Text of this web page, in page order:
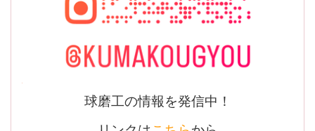
球磨工の情報を発信中！